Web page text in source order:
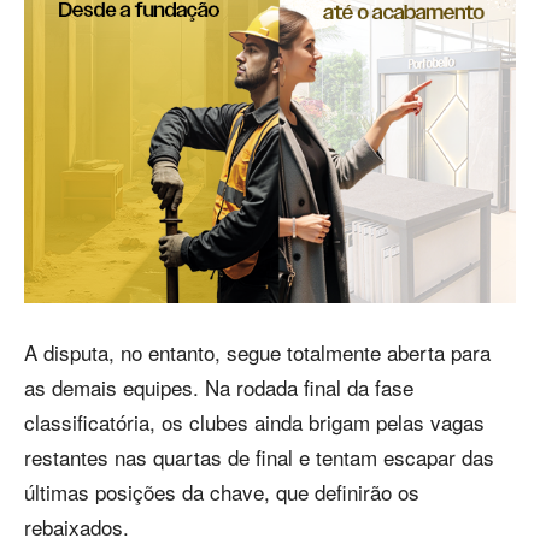
A disputa, no entanto, segue totalmente aberta para
as demais equipes. Na rodada final da fase
classificatória, os clubes ainda brigam pelas vagas
restantes nas quartas de final e tentam escapar das
últimas posições da chave, que definirão os
rebaixados.